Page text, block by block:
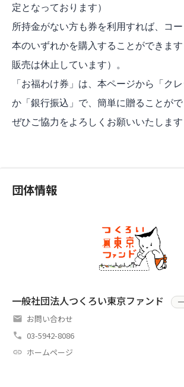
定となっております）
所持金がない方も券を利用すれば、コ
本のいずれかを購入することができま
販売は休止しています）。
「お福わけ券」は、本ページから「クレ
か「銀行振込」で、簡単に贈ることがで
ぜひご協力をよろしくお願いいたします
団体情報
一般社団法人つくろい東京ファンド
お問い合わせ
03-5942-8086
ホームページ